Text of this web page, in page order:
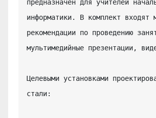
предназначен для учителей
информатики. В комплект входят
рекомендации по проведению
мультимедийные презентации,
Целевыми установками
стали: